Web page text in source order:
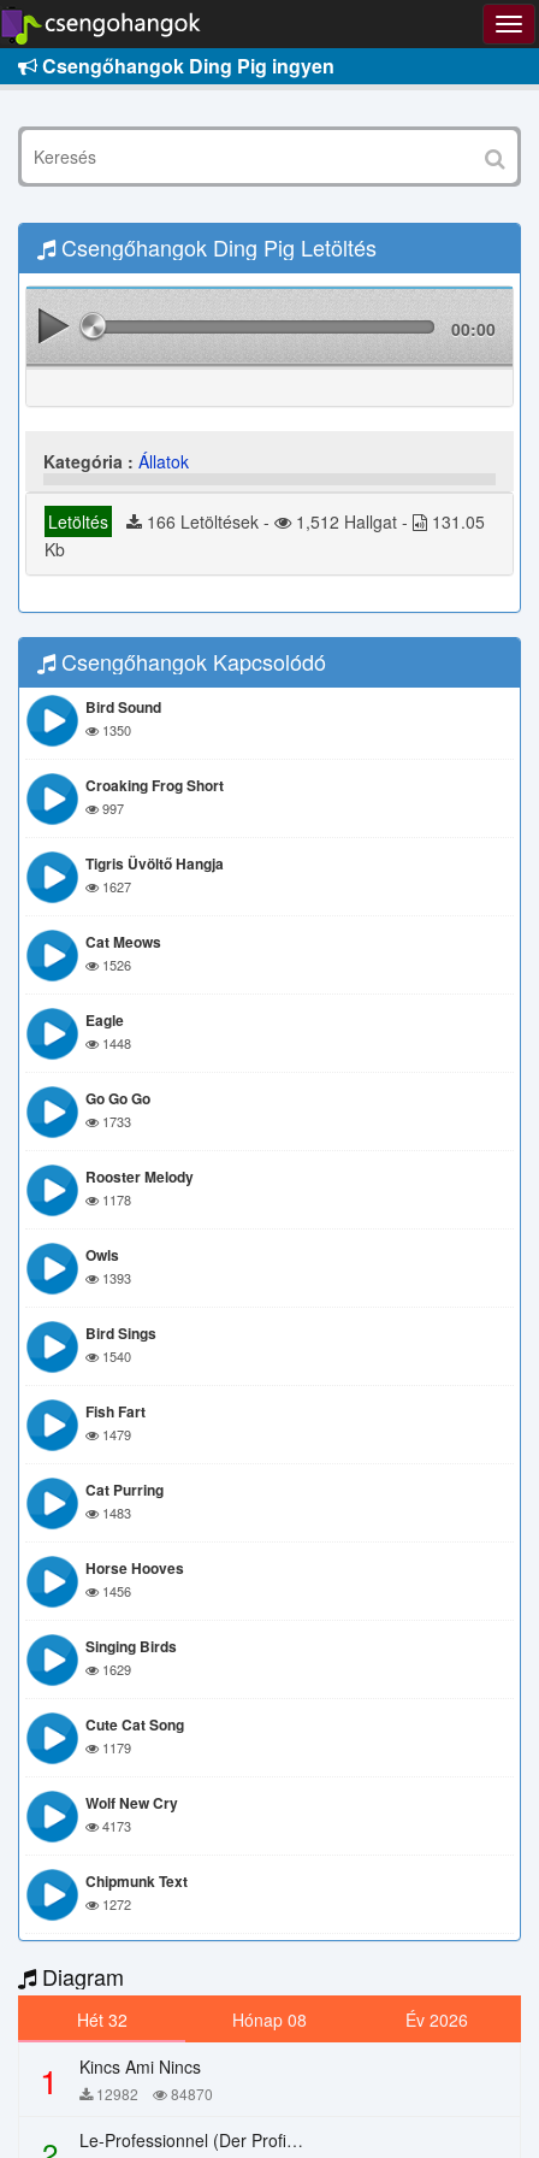
Csengőhangok Ding Pig ingyen
Csengőhangok Ding Pig Letöltés
00:00
Kategória : Állatok
Letöltés 166 Letöltések - 1,512 Hallgat -
131.05
Kb
Csengőhangok Kapcsolódó
Bird Sound
1350
Croaking Frog Short
997
Tigris Üvöltő Hangja
1627
Cat Meows
1526
Eagle
1448
Go Go Go
1733
Rooster Melody
1178
Owls
1393
Bird Sings
1540
Fish Fart
1479
Cat Purring
1483
Horse Hooves
1456
Singing Birds
1629
Cute Cat Song
1179
Wolf New Cry
4173
Chipmunk Text
1272
Diagram
Hét 32 Hónap 08 Év 2026
1 Kincs Ami Nincs
12982 84870
Le-Professionnel (Der Profi) – Chi Mai